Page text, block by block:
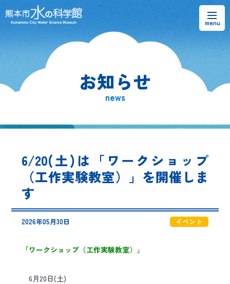
熊本市水の科学館とは
水のラーニングフィールド
お知らせ
news
6/20(土)は「ワークショップ
（工作実験教室）」を開催しま
す
2026年05月30日 イベント
「ワークショップ（工作実験教室）」
6月20日(土)